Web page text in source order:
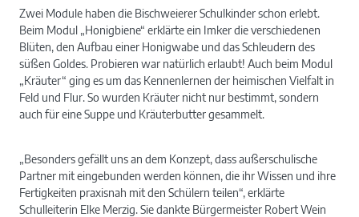
Zwei Module haben die Bischweierer Schulkinder schon erlebt.
Beim Modul „Honigbiene“ erklärte ein Imker die verschiedenen
Blüten, den Aufbau einer Honigwabe und das Schleudern des
süßen Goldes. Probieren war natürlich erlaubt! Auch beim Modul
„Kräuter“ ging es um das Kennenlernen der heimischen Vielfalt in
Feld und Flur. So wurden Kräuter nicht nur bestimmt, sondern
auch für eine Suppe und Kräuterbutter gesammelt.
„Besonders gefällt uns an dem Konzept, dass außerschulische
Partner mit eingebunden werden können, die ihr Wissen und ihre
Fertigkeiten praxisnah mit den Schülern teilen“, erklärte
Schulleiterin Elke Merzig. Sie dankte Bürgermeister Robert Wein